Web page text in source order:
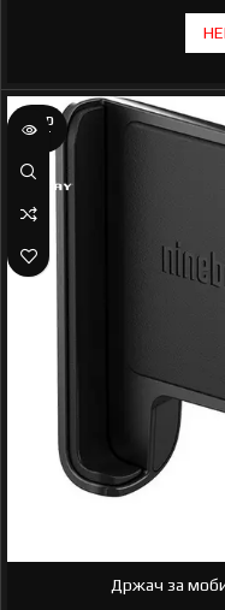
SOLD
OUT
Држач за